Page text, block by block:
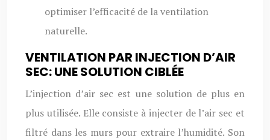
optimiser l’efficacité de la ventilation
naturelle.
VENTILATION PAR INJECTION D’AIR
SEC: UNE SOLUTION CIBLÉE
L’injection d’air sec est une solution de plus en
plus utilisée. Elle consiste à injecter de l’air sec et
filtré dans les murs pour extraire l’humidité. Son